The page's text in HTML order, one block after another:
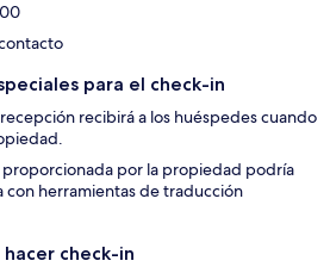
para el check-in
recibirá a los huéspedes cuando
proporcionada por la propiedad podría
con herramientas de traducción
check-in